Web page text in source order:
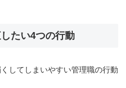
たい4つの行動
してしまいやすい管理職の行動